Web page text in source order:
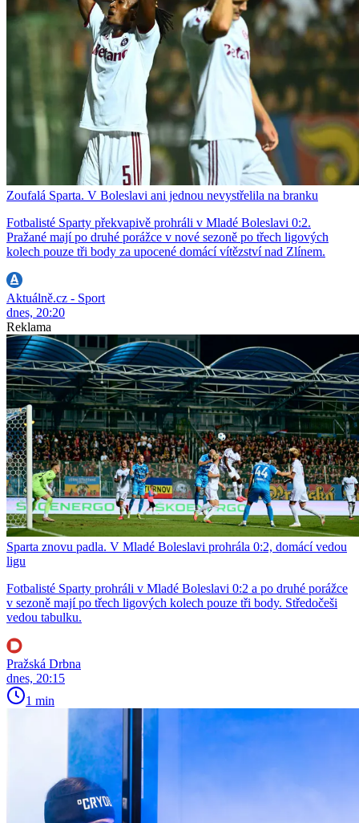
Zoufalá Sparta. V Boleslavi ani jednou nevystřelila na branku
Fotbalisté Sparty překvapivě prohráli v Mladé Boleslavi 0:2.
Pražané mají po druhé porážce v nové sezoně po třech ligových
kolech pouze tři body za upocené domácí vítězství nad Zlínem.
Aktuálně.cz - Sport
dnes, 20:20
Reklama
Sparta znovu padla. V Mladé Boleslavi prohrála 0:2, domácí vedou
ligu
Fotbalisté Sparty prohráli v Mladé Boleslavi 0:2 a po druhé porážce
v sezoně mají po třech ligových kolech pouze tři body. Středočeši
vedou tabulku.
Pražská Drbna
dnes, 20:15
1 min